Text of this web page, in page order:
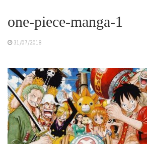
one-piece-manga-1
31/07/2018